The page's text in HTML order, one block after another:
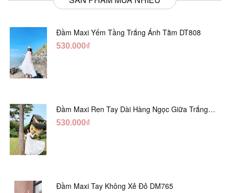
Đầm Maxi Yếm Tầng Trắng Ánh Tằm DT808
530.000₫
Đầm Maxi Ren Tay Dài Hàng Ngọc Giữa Trắng
DT730
530.000₫
Đầm Maxi Tay Không Xẻ Đỏ DM765